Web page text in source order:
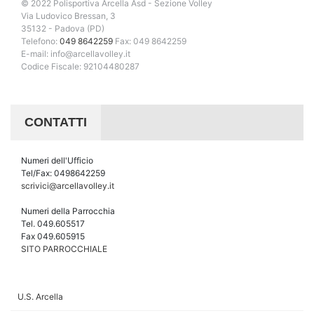
© 2022 Polisportiva Arcella Asd - Sezione Volley
Via Ludovico Bressan, 3
35132 - Padova (PD)
Telefono: 049 8642259 Fax: 049 8642259
E-mail: info@arcellavolley.it
Codice Fiscale: 92104480287
CONTATTI
Numeri dell'Ufficio
Tel/Fax: 0498642259
scrivici@arcellavolley.it
Numeri della Parrocchia
Tel. 049.605517
Fax 049.605915
SITO PARROCCHIALE
U.S. Arcella